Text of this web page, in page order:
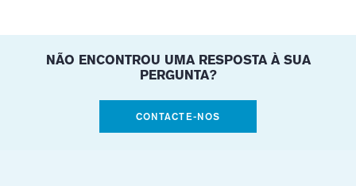
NÃO ENCONTROU UMA RESPOSTA À SUA
PERGUNTA?
CONTACTE-NOS